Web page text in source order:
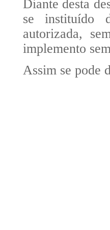
Diante desta
se instituído
autorizada,
implemento
Assim se pode